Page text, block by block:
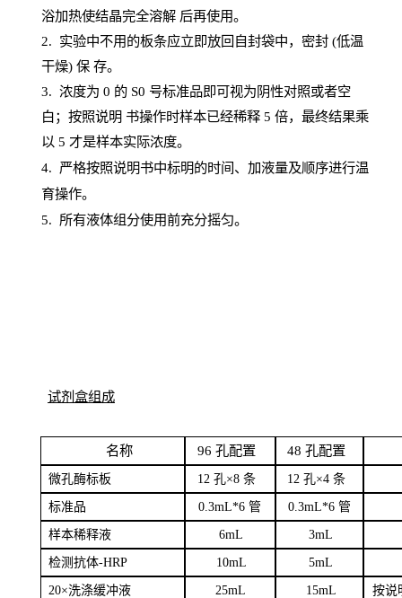
浴加热使结晶完全溶解 后再使用。
2. 实验中不用的板条应立即放回自封袋中，密封(低温
干燥) 保 存。
3. 浓度为 0 的 S0 号标准品即可视为阴性对照或者空
白；按照说明 书操作时样本已经稀释5 倍，最终结果乘
以 5 才是样本实际浓度。
4. 严格按照说明书中标明的时间、加液量及顺序进行温
育操作。
5. 所有液体组分使用前充分摇匀。
试剂盒组成
名称 96 孔配置 48 孔配置
微孔酶标板 12 孔×8 条 12 孔×4 条
标准品 0.3mL*6 管 0.3mL*6 管
样本稀释液 6mL 3mL
检测抗体-HRP 10mL 5mL
20×洗涤缓冲液 25mL 15mL 按说